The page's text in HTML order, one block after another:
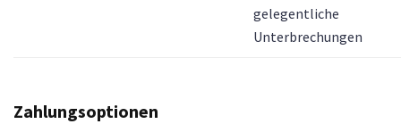
gelegentliche
Unterbrechungen
Zahlungsoptionen